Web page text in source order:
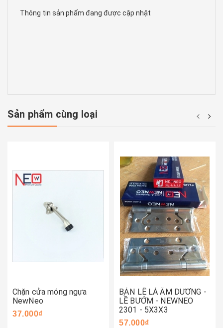
Thông tin sản phẩm đang được cập nhật
Sản phẩm cùng loại
Chặn cửa móng ngựa
NewNeo
37.000₫
BẢN LỀ LÁ ÂM DƯƠNG -
LỀ BƯỚM - NEWNEO
2301 - 5X3X3
57.000₫